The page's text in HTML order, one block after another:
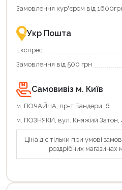
Замовлення кур'єром від
Укр Пошта
Експрес
Замовлення від 500 грн
Самовивіз м. Київ
м. ПОЧАЙНА, пр-т Бандери, 6
м. ПОЗНЯКИ, вул. Княжий Затон,
Ціна діє тільки при умові
роздрібних магазинах